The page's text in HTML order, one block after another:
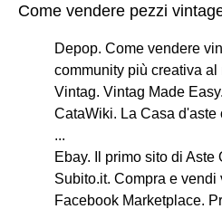
Come vendere pezzi
Depop. Come vendere
community più creativa al
Vintag. Vintag Made
CataWiki. La Casa
...
Ebay. Il primo sito di Aste
Subito.it. Compra e vendi
Facebook Marketplace.